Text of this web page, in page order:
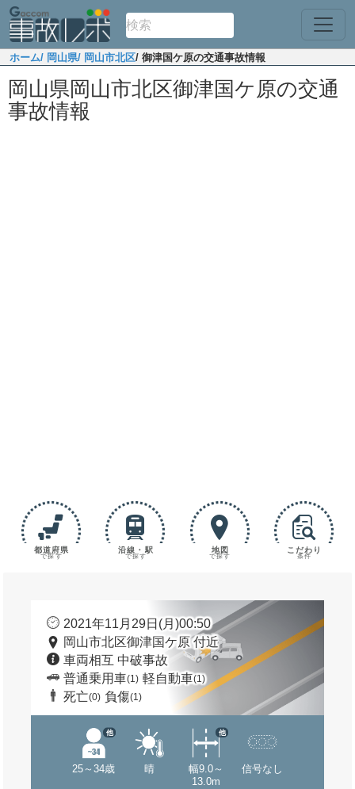
ホーム/ 岡山県/ 岡山市北区/ 御津国ケ原の交通事故情報
岡山県岡山市北区御津国ケ原の交通
事故情報
都道府県
で探す
沿線・駅
で探す
地図
で探す
こだわり
条件
2021年11月29日(月)00:50
岡山市北区御津国ケ原 付近
車両相互 中破事故
普通乗用車(1) 軽自動車(1)
死亡(0) 負傷(1)
25～34歳
他
晴
幅9.0～
13.0m
他
信号なし